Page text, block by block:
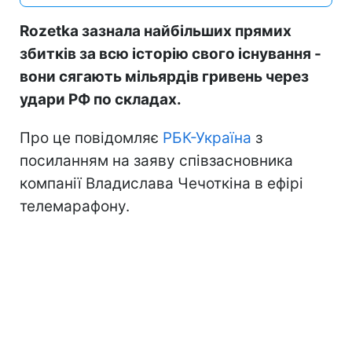
Rozetka зазнала найбільших прямих
збитків за всю історію свого існування -
вони сягають мільярдів гривень через
удари РФ по складах.
Про це повідомляє РБК-Україна з
посиланням на заяву співзасновника
компанії Владислава Чечоткіна в ефірі
телемарафону.